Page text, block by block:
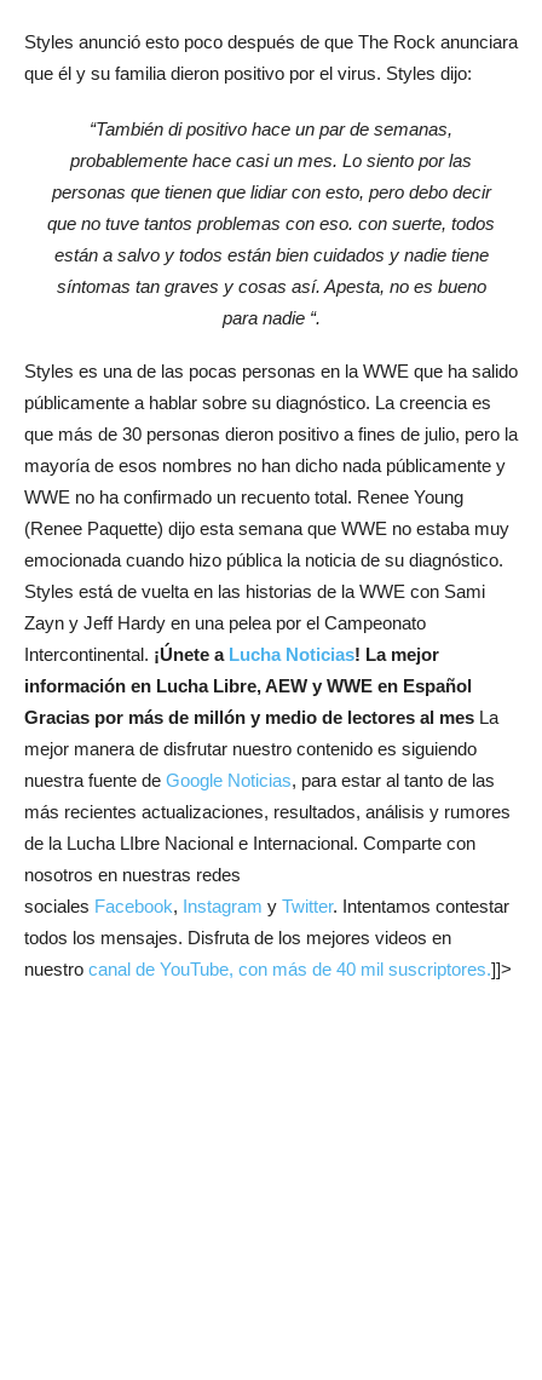
Styles anunció esto poco después de que The Rock anunciara
que él y su familia dieron positivo por el virus. Styles dijo:
“También di positivo hace un par de semanas,
probablemente hace casi un mes. Lo siento por las
personas que tienen que lidiar con esto, pero debo decir
que no tuve tantos problemas con eso. con suerte, todos
están a salvo y todos están bien cuidados y nadie tiene
síntomas tan graves y cosas así. Apesta, no es bueno
para nadie “.
Styles es una de las pocas personas en la WWE que ha salido
públicamente a hablar sobre su diagnóstico. La creencia es
que más de 30 personas dieron positivo a fines de julio, pero la
mayoría de esos nombres no han dicho nada públicamente y
WWE no ha confirmado un recuento total. Renee Young
(Renee Paquette) dijo esta semana que WWE no estaba muy
emocionada cuando hizo pública la noticia de su diagnóstico.
Styles está de vuelta en las historias de la WWE con Sami
Zayn y Jeff Hardy en una pelea por el Campeonato
Intercontinental. ¡Únete a Lucha Noticias! La mejor
información en Lucha Libre, AEW y WWE en Español
Gracias por más de millón y medio de lectores al mes La
mejor manera de disfrutar nuestro contenido es siguiendo
nuestra fuente de Google Noticias, para estar al tanto de las
más recientes actualizaciones, resultados, análisis y rumores
de la Lucha LIbre Nacional e Internacional. Comparte con
nosotros en nuestras redes
sociales Facebook, Instagram y Twitter. Intentamos contestar
todos los mensajes. Disfruta de los mejores videos en
nuestro canal de YouTube, con más de 40 mil suscriptores.]]>